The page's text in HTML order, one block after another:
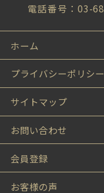
電話番号：03-
ホーム
プライバシーポリシー
サイトマップ
お問い合わせ
会員登録
お客様の声